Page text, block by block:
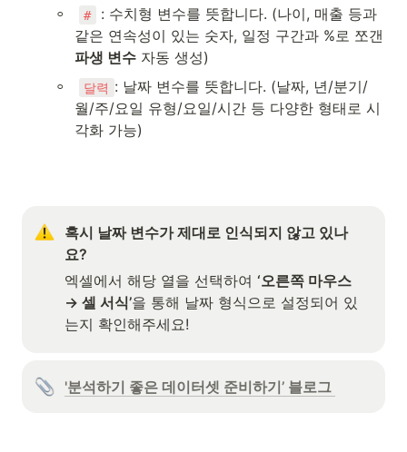
◦ #
: 수치형 변수를 뜻합니다. (나이, 매출 등과
파생 변수 자동 생성)
◦ 달력 : 날짜 변수를 뜻합니다. (날짜, 년/분기/
월/주/요일 유형/요일/시간 등 다양한 형태로 시
각화 가능)
혹시 날짜 변수가 제대로 인식되지 않고 있나
요?
엑셀에서 해당 열을 선택하여 ‘오른쪽 마우스
→ 셀 서식’을 통해 날짜 형식으로 설정되어 있
는지 확인해주세요!
'분석하기 좋은 데이터셋 준비하기’ 블로그